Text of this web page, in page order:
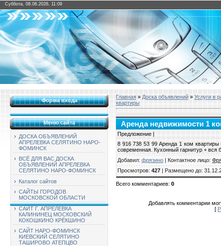
Суббота, 08.08.2026, 11:09
Форма входа
Меню сайта
ДОСКА ОБЪЯВЛЕНИЙ
АПРЕЛЕВКА СЕЛЯТИНО НАРО-
ФОМИНСК
ВСЁ ДЛЯ ВАС ДОСКА
ОБЪЯВЛЕНИЙ АПРЕЛЕВКА
СЕЛЯТИНО НАРО-ФОМИНСК
Каталог сайтов
САЙТЫ ГОРОДОВ
МОСКОВСКОЙ ОБЛАСТИ
САЙТ Г. АПРЕЛЕВКА
КАЛИНИНЕЦ МОСКОВСКИЙ
КОКОШКИНО КРЁКШИНО
САЙТ НАРО-ФОМИНСК
КИЕВСКИЙ СЕЛЯТИНО
ТАШИРОВО АТЕПЦВО
Главная » Доска объявлений » Услуги в
квартиры
Аренда недвижимости 1
Предложение |
8 916 738 53 99 Аренда 1 ком
современная. Кухонный гарнитур + вся
Добавил: фрязино | Контактное лицо:
Просмотров: 427 | Размещено до:
Всего комментариев: 0
Добавлять комментарии
[